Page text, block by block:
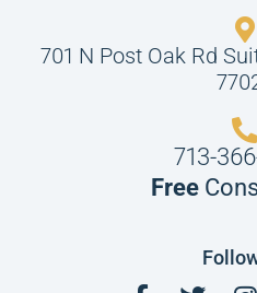
701 N Post Oak Rd
713-
Free